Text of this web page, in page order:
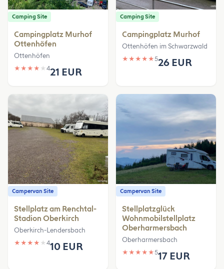
Camping Site
Campingplatz Murhof
Ottenhöfen
Ottenhöfen
★ ★ ★ ★ ★ 421 EUR
Camping Site
Campingplatz Murhof
Ottenhöfen im Schwarzwald
★ ★ ★ ★ ★526 EUR
Campervan Site
Stellplatz am Renchtal-
Stadion Oberkirch
Oberkirch-Lendersbach
★ ★ ★ ★ ★ 410 EUR
Campervan Site
Stellplatzglück
Wohnmobilstellplatz
Oberharmersbach
Oberharmersbach
★ ★ ★ ★ ★517 EUR